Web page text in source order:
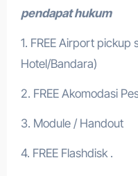
pendapat hukum
1. FREE Airport
Hotel/Bandara)
2. FREE Akomodasi
3. Module / Handout
4. FREE Flashdisk .